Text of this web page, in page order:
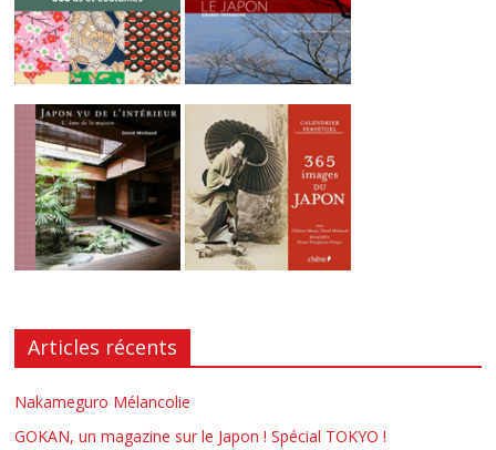
Articles récents
Nakameguro Mélancolie
GOKAN, un magazine sur le Japon ! Spécial TOKYO !